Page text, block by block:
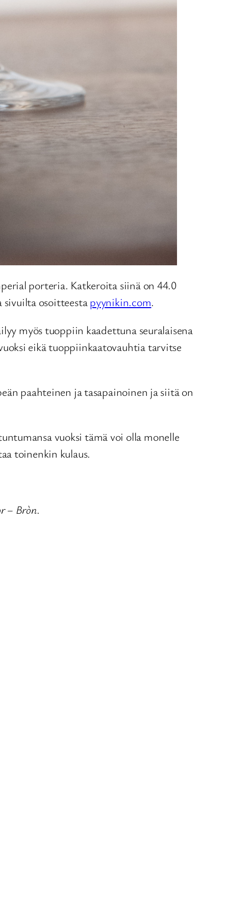
porteria. Katkeroita siinä on 44.0
sivuilta osoitteestapyynikin.com.
myös tuoppiin kaadettuna seuralaisena
eikä tuoppiinkaatovauhtia tarvitse
paahteinen ja tasapainoinen ja siitä on
vuoksi tämä voi olla monelle
toinenkin kulaus.
– Bròn.